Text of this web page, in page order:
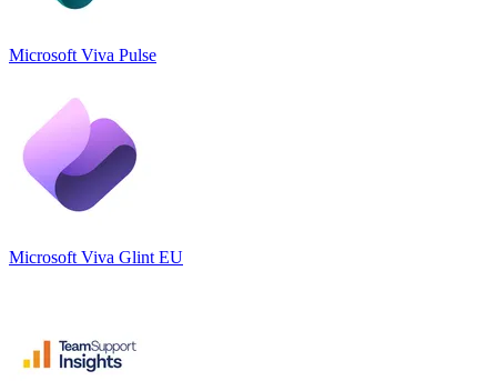
Microsoft Viva Pulse
Microsoft Viva Glint EU